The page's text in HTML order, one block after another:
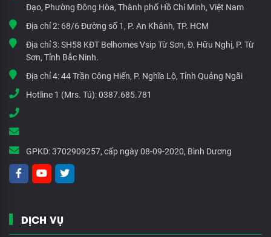
Đạo, Phường Đông Hòa, Thành phố Hồ Chí Minh, Việt Nam
Địa chỉ 2: 68/6 Đường số 1, P. An Khánh, TP. HCM
Địa chỉ 3:SH58 KĐT Belhomes Vsip Từ Sơn, Đ. Hữu Nghị, P. Từ
Sơn, Tỉnh Bắc Ninh.
Địa chỉ 4:44 Trần Công Hiến, P. Nghĩa Lộ, Tỉnh Quảng Ngãi
Hotline 1 (Mrs. Tú):0387.685.781
GPKD:3702909257, cấp ngày 08-09-2020, Bình Dương
DỊCH VỤ